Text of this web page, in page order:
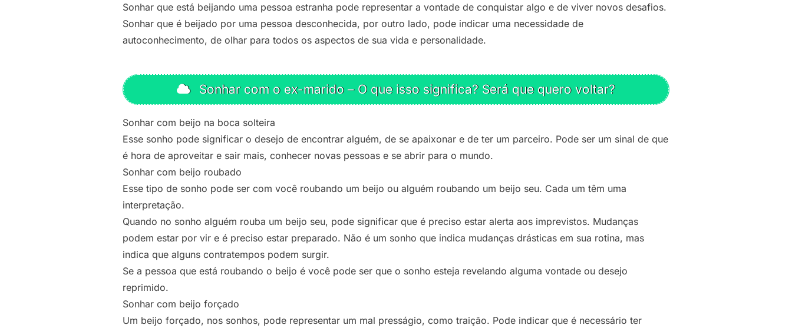
Sonhar que está beijando uma pessoa estranha pode representar a vontade de conquistar algo e de viver novos desafios.
Sonhar que é beijado por uma pessoa desconhecida, por outro lado, pode indicar uma necessidade de
autoconhecimento, de olhar para todos os aspectos de sua vida e personalidade.
Sonhar com o ex-marido – O que isso significa? Será que quero voltar?
Sonhar com beijo na boca solteira
Esse sonho pode significar o desejo de encontrar alguém, de se apaixonar e de ter um parceiro. Pode ser um sinal de que
é hora de aproveitar e sair mais, conhecer novas pessoas e se abrir para o mundo.
Sonhar com beijo roubado
Esse tipo de sonho pode ser com você roubando um beijo ou alguém roubando um beijo seu. Cada um têm uma
interpretação.
Quando no sonho alguém rouba um beijo seu, pode significar que é preciso estar alerta aos imprevistos. Mudanças
podem estar por vir e é preciso estar preparado. Não é um sonho que indica mudanças drásticas em sua rotina, mas
indica que alguns contratempos podem surgir.
Se a pessoa que está roubando o beijo é você pode ser que o sonho esteja revelando alguma vontade ou desejo
reprimido.
Sonhar com beijo forçado
Um beijo forçado, nos sonhos, pode representar um mal presságio, como traição. Pode indicar que é necessário ter